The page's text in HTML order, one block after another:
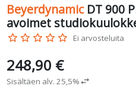
Beyerdynamic DT 900
avoimet
star_border star_border star_border star_border star_border Ei arvosteluita
248,90 €
Sisältäen alv. 25,5%swap_horiz